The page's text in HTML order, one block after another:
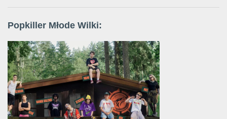
Popkiller Młode Wilki: